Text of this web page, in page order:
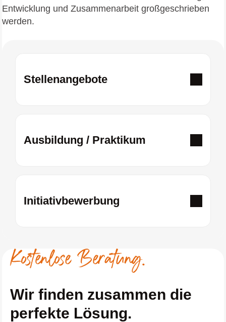
Entwicklung und Zusammenarbeit großgeschrieben
werden.
Stellenangebote
Ausbildung / Praktikum
Initiativbewerbung
Wir finden zusammen die
perfekte Lösung.